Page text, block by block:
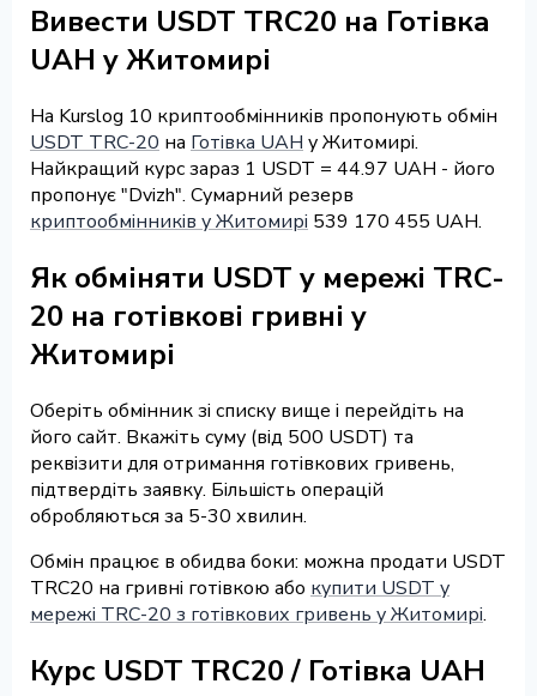
Вивести USDT TRC20 на Готівка
UAH у Житомирі
На Kurslog 10 криптообмінників пропонують обмін
USDT TRC-20 на Готівка UAH у Житомирі.
Найкращий курс зараз 1 USDT = 44.97 UAH - його
пропонує "Dvizh". Сумарний резерв
криптообмінників у Житомирі 539 170 455 UAH.
Як обміняти USDT у мережі TRC-
20 на готівкові гривні у
Житомирі
Оберіть обмінник зі списку вище і перейдіть на
його сайт. Вкажіть суму (від 500 USDT) та
реквізити для отримання готівкових гривень,
підтвердіть заявку. Більшість операцій
обробляються за 5-30 хвилин.
Обмін працює в обидва боки: можна продати USDT
TRC20 на гривні готівкою або купити USDT у
мережі TRC-20 з готівкових гривень у Житомирі.
Курс USDT TRC20 / Готівка UAH